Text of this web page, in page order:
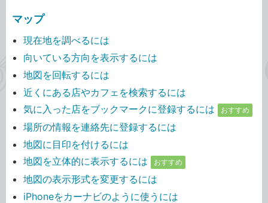
マップ
現在地を調べるには
向いている方向を表示するには
地図を回転するには
近くにある店やカフェを検索するには
気に入った店をブックマークに登録するには
おすすめ
場所の情報を連絡先に登録するには
地図に目印を付けるには
地図を立体的に表示するには
おすすめ
地図の表示形式を変更するには
iPhoneをカーナビのように使うには